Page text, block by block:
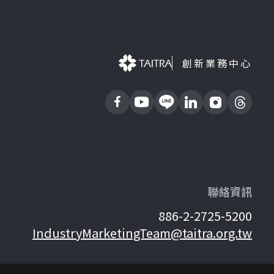
創新業務中心
聯絡資訊
886-2-2725-5200
IndustryMarketingTeam@taitra.org.tw